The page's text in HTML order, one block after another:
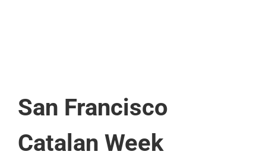
San Francisco
Catalan Week